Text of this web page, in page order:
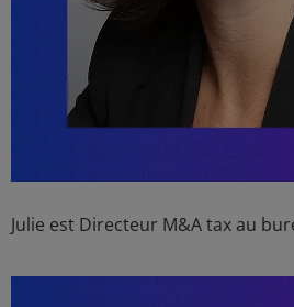
Julie est Directeur M&A tax au